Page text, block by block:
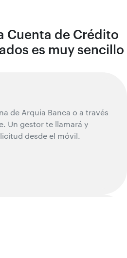
Cuenta de Crédito
es muy sencillo
de Arquia Banca o a través
Un gestor te llamará y
desde el móvil.